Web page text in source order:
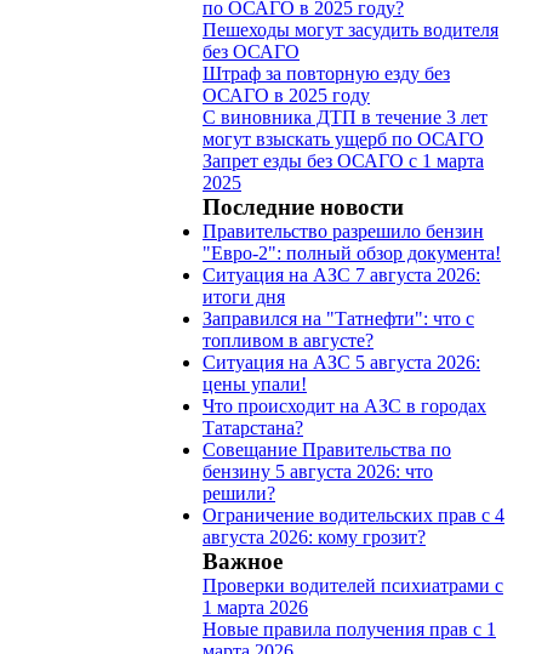
по ОСАГО в 2025 году?
Пешеходы могут засудить водителя
без ОСАГО
Штраф за повторную езду без
ОСАГО в 2025 году
С виновника ДТП в течение 3 лет
могут взыскать ущерб по ОСАГО
Запрет езды без ОСАГО с 1 марта
2025
Последние новости
Правительство разрешило бензин
"Евро-2": полный обзор документа!
Ситуация на АЗС 7 августа 2026:
итоги дня
Заправился на "Татнефти": что с
топливом в августе?
Ситуация на АЗС 5 августа 2026:
цены упали!
Что происходит на АЗС в городах
Татарстана?
Совещание Правительства по
бензину 5 августа 2026: что
решили?
Ограничение водительских прав с 4
августа 2026: кому грозит?
Важное
Проверки водителей психиатрами с
1 марта 2026
Новые правила получения прав с 1